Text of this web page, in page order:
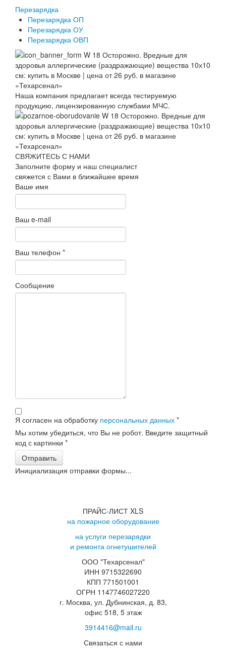
Перезарядка
Перезарядка ОП
Перезарядка ОУ
Перезарядка ОВП
Наша компания предлагает всегда тестируемую
продукцию, лицензированную службами МЧС.
СВЯЖИТЕСЬ С НАМИ
Заполните форму и наш специалист
свяжется с Вами в ближайшее время
Ваше имя
Ваш e-mail
Ваш телефон *
Сообщение
Я согласен на обработку персональных данных *
Мы хотим убедиться, что Вы не робот. Введите защитный
код с картинки *
Отправить
Инициализация отправки формы...
ПРАЙС-ЛИСТ XLS
на пожарное оборудование
на услуги перезарядки
и ремонта огнетушителей
ООО "Техарсенал"
ИНН 9715322690
КПП 771501001
ОГРН 1147746027220
г. Москва, ул. Дубнинская, д. 83,
офис 518, 5 этаж
3914416@mail.ru
Связаться с нами